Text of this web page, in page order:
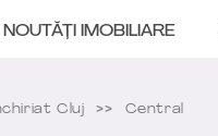
NOUTĂȚI IMOBILIARE
Cluj Central